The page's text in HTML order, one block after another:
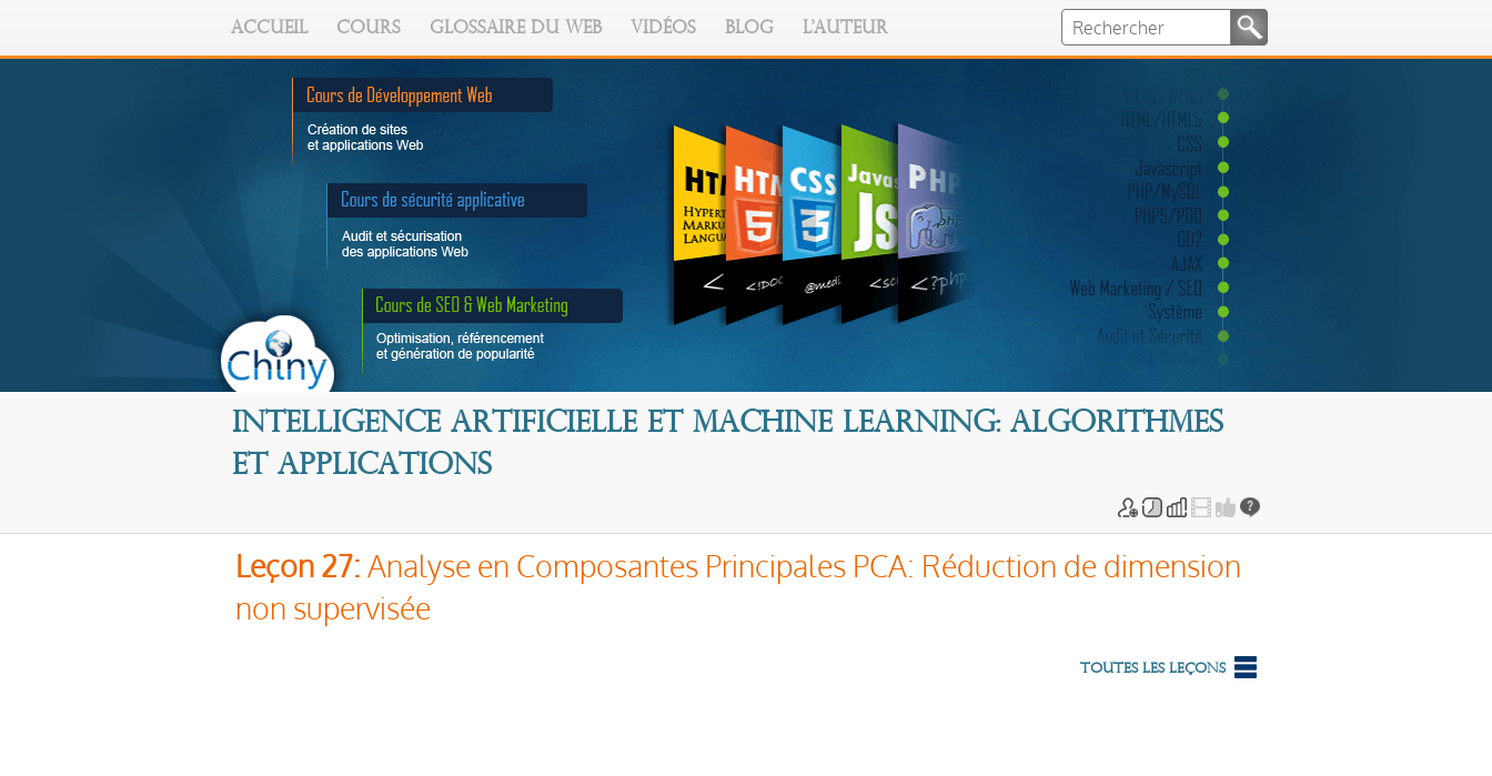
ACCUEIL COURS GLOSSAIRE DU WEB VIDÉOS BLOG L'AUTEUR
Intelligence artificielle et Machine Learning: algorithmes
et applications
Leçon 27: Analyse en Composantes Principales PCA: Réduction de dimension
non supervisée
Toutes les leçons